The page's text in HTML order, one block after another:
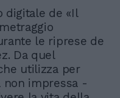
digitale de «Il
le riprese de
Da quel
utilizza per
non impressa -